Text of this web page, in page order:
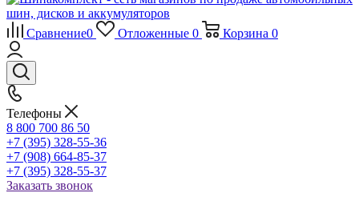
Сравнение0 Отложенные 0 Корзина 0
Телефоны
8 800 700 86 50
+7 (395) 328-55-36
+7 (908) 664-85-37
+7 (395) 328-55-37
Заказать звонок